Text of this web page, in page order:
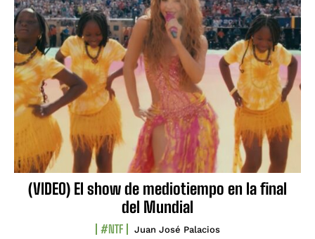
(VIDEO) El show de mediotiempo en la final
del Mundial
#NTF Juan José Palacios